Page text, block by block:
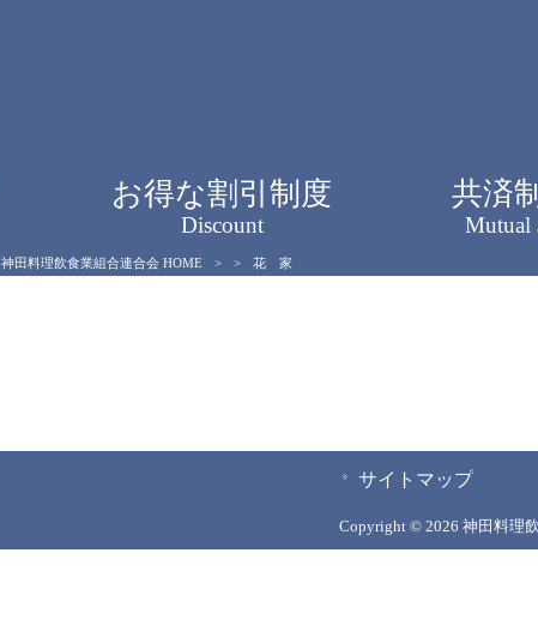
お得な割引制度
Discount
共済
Mutual
神田料理飲食業組合連合会 HOME > > 花 家
サイトマップ
Copyright © 2026 神田料理